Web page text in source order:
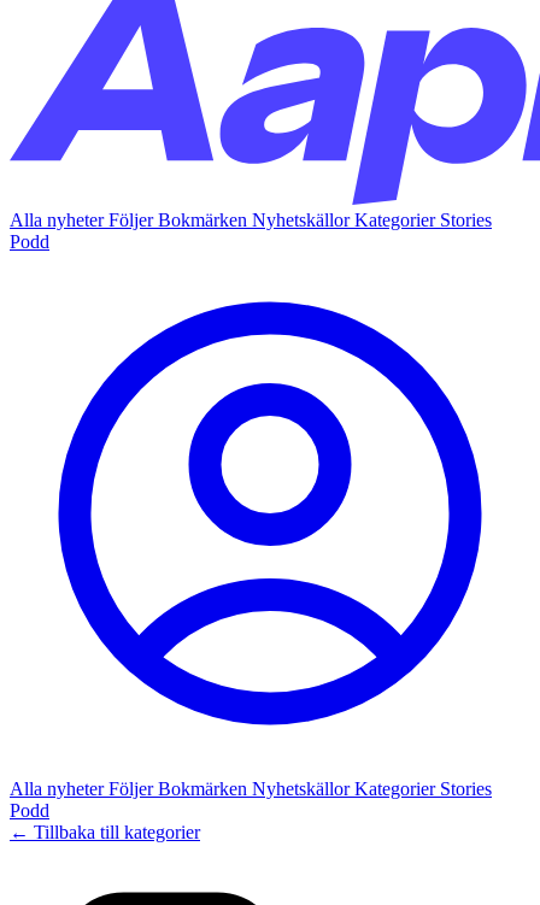
Alla nyheterFöljerBokmärken NyhetskällorKategorier Stories
Podd
Alla nyheterFöljerBokmärken NyhetskällorKategorier Stories
Podd
← Tillbaka till kategorier